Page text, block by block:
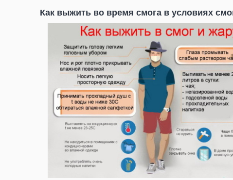
Как выжить во время смога в условиях